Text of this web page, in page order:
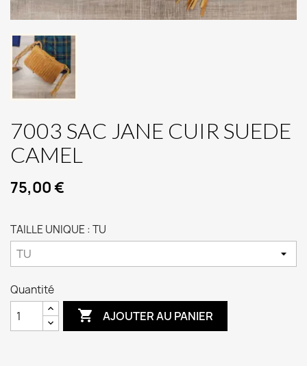
7003 SAC JANE CUIR SUEDE
CAMEL
75,00 €
TAILLE UNIQUE : TU
Quantité
 AJOUTER AU PANIER